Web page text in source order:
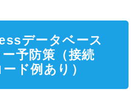
データベース
予防策（接続
ド例あり）